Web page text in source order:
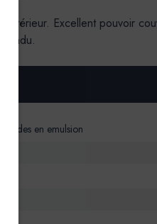
Excellent pouvoir
tendu.
en emulsion